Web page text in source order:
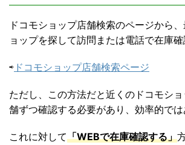
ドコモショップ店舗検索のページから
ョップを探して訪問または電話で在庫確
⇨ ドコモショップ店舗検索ページ
ただし、この方法だと近くのドコモシ
舗ずつ確認する必要があり、効率的では
これに対して「WEBで在庫確認する」